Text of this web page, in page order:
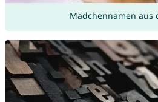
Mädchennamen aus